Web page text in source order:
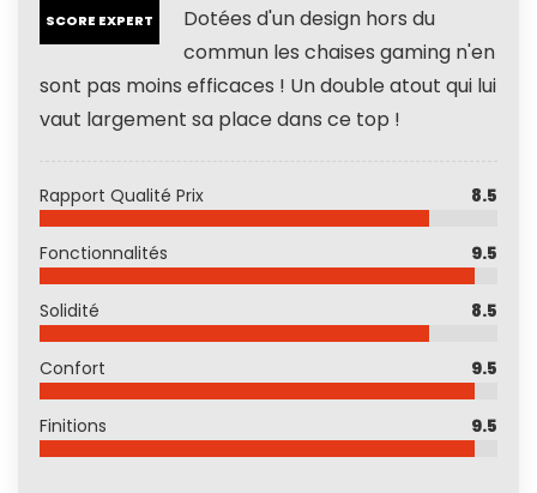
SCORE EXPERT
Dotées d'un design hors du
commun les chaises gaming n'en
sont pas moins efficaces ! Un double atout qui lui
vaut largement sa place dans ce top !
Rapport Qualité Prix 8.5
Fonctionnalités 9.5
Solidité 8.5
Confort 9.5
Finitions 9.5